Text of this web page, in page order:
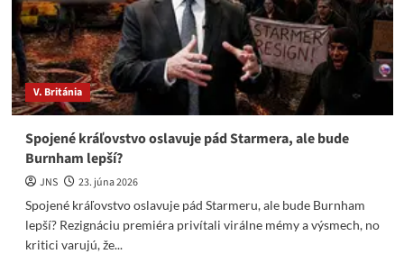
predstáv
V. Británia
Spojené kráľovstvo oslavuje pád Starmera, ale bude
Burnham lepší?
JNS
23. júna 2026
Spojené kráľovstvo oslavuje pád Starmeru, ale bude Burnham
lepší? Rezignáciu premiéra privítali virálne mémy a výsmech, no
kritici varujú, že...